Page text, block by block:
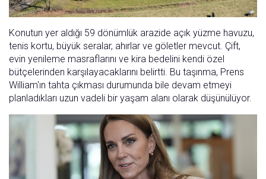
Konutun yer aldığı 59 dönümlük arazide açık yüzme havuzu,
tenis kortu, büyük seralar, ahırlar ve göletler mevcut. Çift,
evin yenileme masraflarını ve kira bedelini kendi özel
bütçelerinden karşılayacaklarını belirtti. Bu taşınma, Prens
William'ın tahta çıkması durumunda bile devam etmeyi
planladıkları uzun vadeli bir yaşam alanı olarak düşünülüyor.